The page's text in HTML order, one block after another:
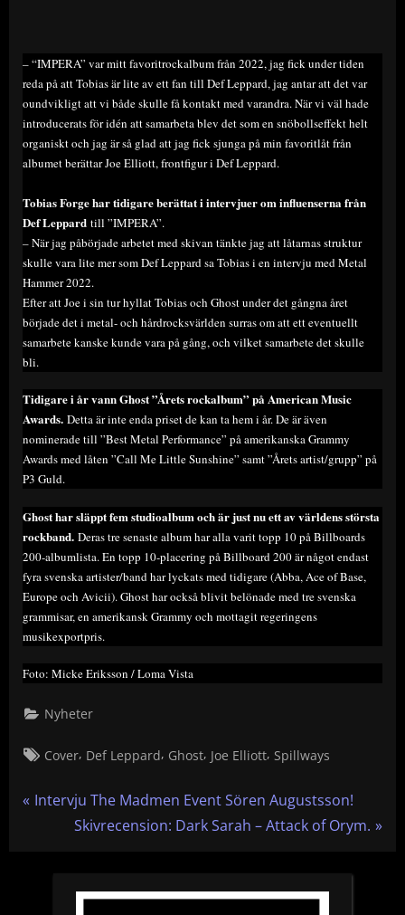
– “IMPERA” var mitt favoritrockalbum från 2022, jag fick under tiden
reda på att Tobias är lite av ett fan till Def Leppard, jag antar att det var
oundvikligt att vi både skulle få kontakt med varandra. När vi väl hade
introducerats för idén att samarbeta blev det som en snöbollseffekt helt
organiskt och jag är så glad att jag fick sjunga på min favoritlåt från
albumet berättar Joe Elliott, frontfigur i Def Leppard.
Tobias Forge har tidigare berättat i intervjuer om influenserna från
Def Leppard till ”IMPERA”.
– När jag påbörjade arbetet med skivan tänkte jag att låtarnas struktur
skulle vara lite mer som Def Leppard sa Tobias i en intervju med Metal
Hammer 2022.
Efter att Joe i sin tur hyllat Tobias och Ghost under det gångna året
började det i metal- och hårdrocksvärlden surras om att ett eventuellt
samarbete kanske kunde vara på gång, och vilket samarbete det skulle
bli.
Tidigare i år vann Ghost ”Årets rockalbum” på American Music
Awards. Detta är inte enda priset de kan ta hem i år. De är även
nominerade till ”Best Metal Performance” på amerikanska Grammy
Awards med låten ”Call Me Little Sunshine” samt ”Årets artist/grupp” på
P3 Guld.
Ghost har släppt fem studioalbum och är just nu ett av världens största
rockband. Deras tre senaste album har alla varit topp 10 på Billboards
200-albumlista. En topp 10-placering på Billboard 200 är något endast
fyra svenska artister/band har lyckats med tidigare (Abba, Ace of Base,
Europe och Avicii). Ghost har också blivit belönade med tre svenska
grammisar, en amerikansk Grammy och mottagit regeringens
musikexportpris.
Foto: Micke Eriksson / Loma Vista
Nyheter
Tags:
Cover, Def Leppard, Ghost, Joe Elliott, Spillways
P
Intervju The Madmen Event Sören Augustsson!
N
Skivrecension: Dark Sarah – Attack of Orym.